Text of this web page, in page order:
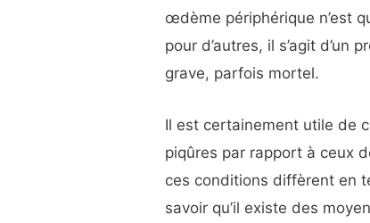
œdème périphérique n’est
pour d’autres, il s’agit
grave, parfois mortel.
Il est certainement utile de
piqûres par rapport à ceux
ces conditions diffèrent en
savoir qu’il existe des